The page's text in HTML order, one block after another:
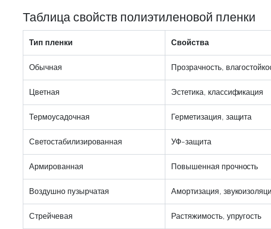
Таблица свойств полиэтиленовой пленки
Тип пленки Свойства
Обычная Прозрачность,
Цветная Эстетика, классификация
Термоусадочная Герметизация, защита
Светостабилизированная УФ-защита
Армированная Повышенная прочность
Воздушно пузырчатая Амортизация,
Стрейчевая Растяжимость, упругость